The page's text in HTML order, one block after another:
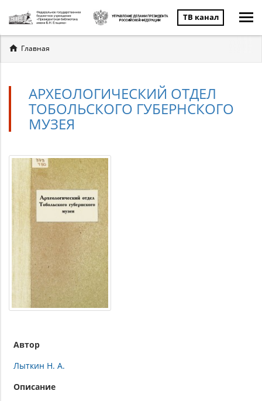
ТВ канал
Вы
здесь
Главная
АРХЕОЛОГИЧЕСКИЙ ОТДЕЛ
ТОБОЛЬСКОГО ГУБЕРНСКОГО
МУЗЕЯ
Автор
Лыткин Н. А.
Описание